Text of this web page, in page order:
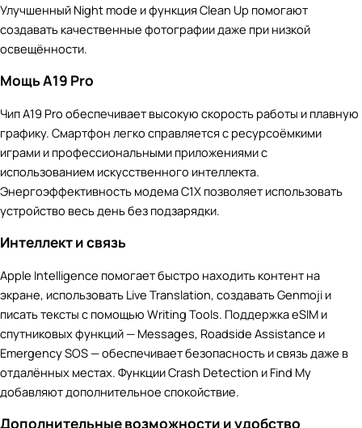
Улучшенный Night mode и функция Clean Up помогают
создавать качественные фотографии даже при низкой
освещённости.
Мощь A19 Pro
Чип A19 Pro обеспечивает высокую скорость работы и плавную
графику. Смартфон легко справляется с ресурсоёмкими
играми и профессиональными приложениями с
использованием искусственного интеллекта.
Энергоэффективность модема C1X позволяет использовать
устройство весь день без подзарядки.
Интеллект и связь
Apple Intelligence помогает быстро находить контент на
экране, использовать Live Translation, создавать Genmoji и
писать тексты с помощью Writing Tools. Поддержка eSIM и
спутниковых функций — Messages, Roadside Assistance и
Emergency SOS — обеспечивает безопасность и связь даже в
отдалённых местах. Функции Crash Detection и Find My
добавляют дополнительное спокойствие.
Дополнительные возможности и удобство